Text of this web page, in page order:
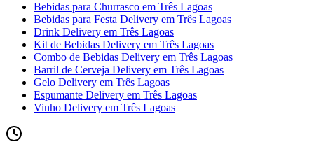
Bebidas para Churrasco em Três Lagoas
Bebidas para Festa Delivery em Três Lagoas
Drink Delivery em Três Lagoas
Kit de Bebidas Delivery em Três Lagoas
Combo de Bebidas Delivery em Três Lagoas
Barril de Cerveja Delivery em Três Lagoas
Gelo Delivery em Três Lagoas
Espumante Delivery em Três Lagoas
Vinho Delivery em Três Lagoas